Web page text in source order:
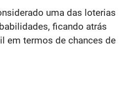
uma das loterias
ficando atrás
em termos de chances de